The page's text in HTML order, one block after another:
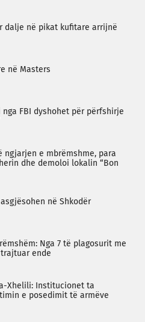
dalje në pikat kufitare arrijnë
në Masters
nga FBI dyshohet për përfshirje
ngjarjen e mbrëmshme, para
dhe demoloi lokalin “Bon
në Shkodër
Nga 7 të plagosurit me
ende
Xhelili: Institucionet ta
e posedimit të armëve